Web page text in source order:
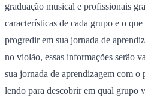
graduação musical e profissionais
características de cada grupo e o
progredir em sua jornada de
no violão, essas informações serão
sua jornada de aprendizagem com
lendo para descobrir em qual grupo